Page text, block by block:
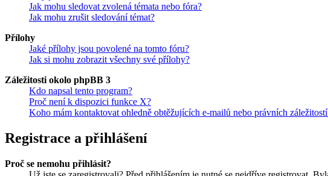
Jak mohu sledovat zvolená témata nebo fóra?
Jak mohu zrušit sledování témat?
Přílohy
Jaké přílohy jsou povolené na tomto fóru?
Jak si mohu zobrazit všechny své přílohy?
Záležitosti okolo phpBB 3
Kdo napsal tento program?
Proč není k dispozici funkce X?
Koho mám kontaktovat ohledně obtěžujících e-mailů nebo právních
Registrace a přihlášení
Proč se nemohu přihlásit?